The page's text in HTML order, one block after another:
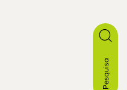
Pesquisa